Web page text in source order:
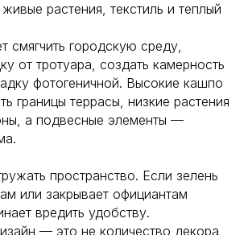
растения, текстиль и теплый
смягчить городскую среду,
от тротуара, создать камерность
фотогеничной. Высокие кашпо
границы террасы, низкие растения
а подвесные элементы —
пространство. Если зелень
или закрывает официантам
вредить удобству.
— это не количество декора,